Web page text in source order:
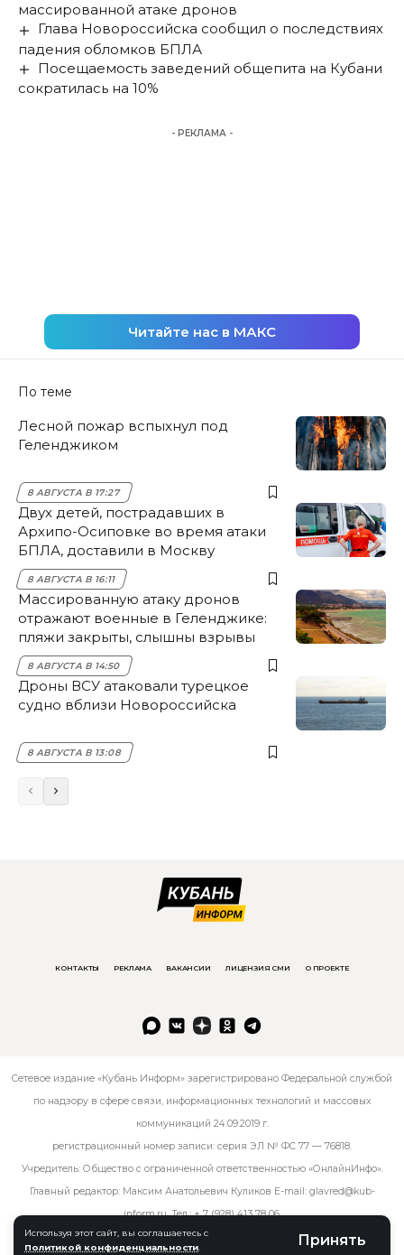
Используя этот сайт, вы соглашаетесь с
Политикой конфиденциальности
Принять
массированной атаке дронов
Глава Новороссийска сообщил о последствиях
падения обломков БПЛА
Посещаемость заведений общепита на Кубани
сократилась на 10%
- РЕКЛАМА -
Читайте нас в МАКС
По теме
Лесной пожар вспыхнул под
Геленджиком
8 АВГУСТА В 17:27
Двух детей, пострадавших в
Архипо-Осиповке во время атаки
БПЛА, доставили в Москву
8 АВГУСТА В 16:11
Массированную атаку дронов
отражают военные в Геленджике:
пляжи закрыты, слышны взрывы
8 АВГУСТА В 14:50
Дроны ВСУ атаковали турецкое
судно вблизи Новороссийска
8 АВГУСТА В 13:08
КОНТАКТЫ РЕКЛАМА ВАКАНСИИ ЛИЦЕНЗИЯ СМИ О ПРОЕКТЕ
Сетевое издание «Кубань Информ» зарегистрировано Федеральной службой
по надзору в сфере связи, информационных технологий и массовых
коммуникаций 24.09.2019 г.
регистрационный номер записи: серия ЭЛ № ФС 77 — 76818.
Учредитель: Общество с ограниченной ответственностью «ОнлайнИнфо».
Главный редактор: Максим Анатольевич Куликов E-mail: glavred@kub-
inform.ru. Тел.:+ 7 (928) 413 78 06.